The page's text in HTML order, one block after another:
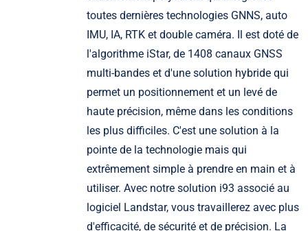
toutes dernières technologies GNNS, auto
IMU, IA, RTK et double caméra. Il est doté de
l'algorithme iStar, de 1408 canaux GNSS
multi-bandes et d'une solution hybride qui
permet un positionnement et un levé de
haute précision, même dans les conditions
les plus difficiles. C'est une solution à la
pointe de la technologie mais qui
extrêmement simple à prendre en main et à
utiliser. Avec notre solution i93 associé au
logiciel Landstar, vous travaillerez avec plus
d'efficacité, de sécurité et de précision. La